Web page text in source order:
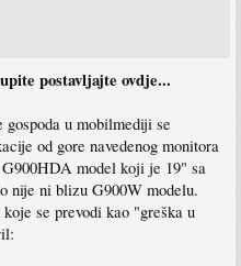
postavljajte ovdje...
u mobilmediji se
od gore navedenog monitora
model koji je 19" sa
nije ni blizu G900W modelu.
se prevodi kao "greška u